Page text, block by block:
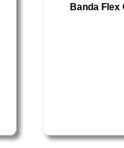
Banda Flex